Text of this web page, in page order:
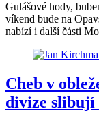
Gulášové hody,
víkend bude na
nabízí i další části
Cheb v
divize slibují